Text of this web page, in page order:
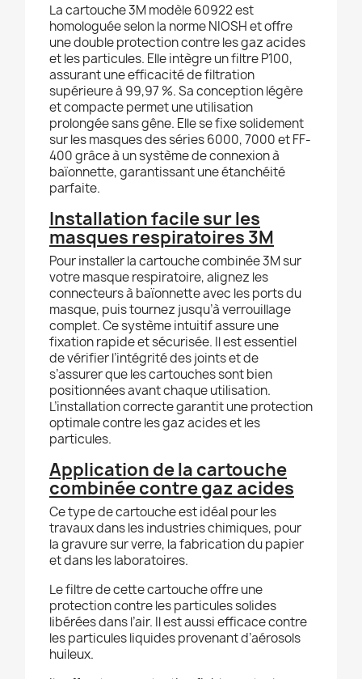
La cartouche 3M modèle 60922 est
homologuée selon la norme NIOSH et offre
une double protection contre les gaz acides
et les particules. Elle intègre un filtre P100,
assurant une efficacité de filtration
supérieure à 99,97 %. Sa conception légère
et compacte permet une utilisation
prolongée sans gêne. Elle se fixe solidement
sur les masques des séries 6000, 7000 et FF-
400 grâce à un système de connexion à
baïonnette, garantissant une étanchéité
parfaite.
Installation facile sur les
masques respiratoires 3M
Pour installer la cartouche combinée 3M sur
votre masque respiratoire, alignez les
connecteurs à baïonnette avec les ports du
masque, puis tournez jusqu’à verrouillage
complet. Ce système intuitif assure une
fixation rapide et sécurisée. Il est essentiel
de vérifier l’intégrité des joints et de
s’assurer que les cartouches sont bien
positionnées avant chaque utilisation.
L’installation correcte garantit une protection
optimale contre les gaz acides et les
particules.
Application de la cartouche
combinée contre gaz acides
Ce type de cartouche est idéal pour les
travaux dans les industries chimiques, pour
la gravure sur verre, la fabrication du papier
et dans les laboratoires.
Le filtre de cette cartouche offre une
protection contre les particules solides
libérées dans l’air. Il est aussi efficace contre
les particules liquides provenant d’aérosols
huileux.